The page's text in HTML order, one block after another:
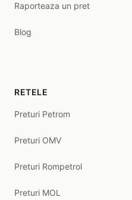
Raporteaza un pret
Blog
RETELE
Preturi Petrom
Preturi OMV
Preturi Rompetrol
Preturi MOL